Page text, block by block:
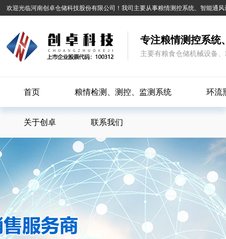
欢迎光临河南创卓仓储科技股份有限公司！我司主要从事粮情测控系统、智能通
专注粮情测控系统
主要有粮食仓储机械设备
首页 粮情检测、测控、监测系统 环流
关于创卓 联系我们